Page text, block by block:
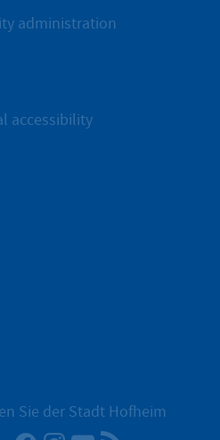
administration
accessibility
Sie der Stadt Hofheim
Facebook
Instagram
YouTube